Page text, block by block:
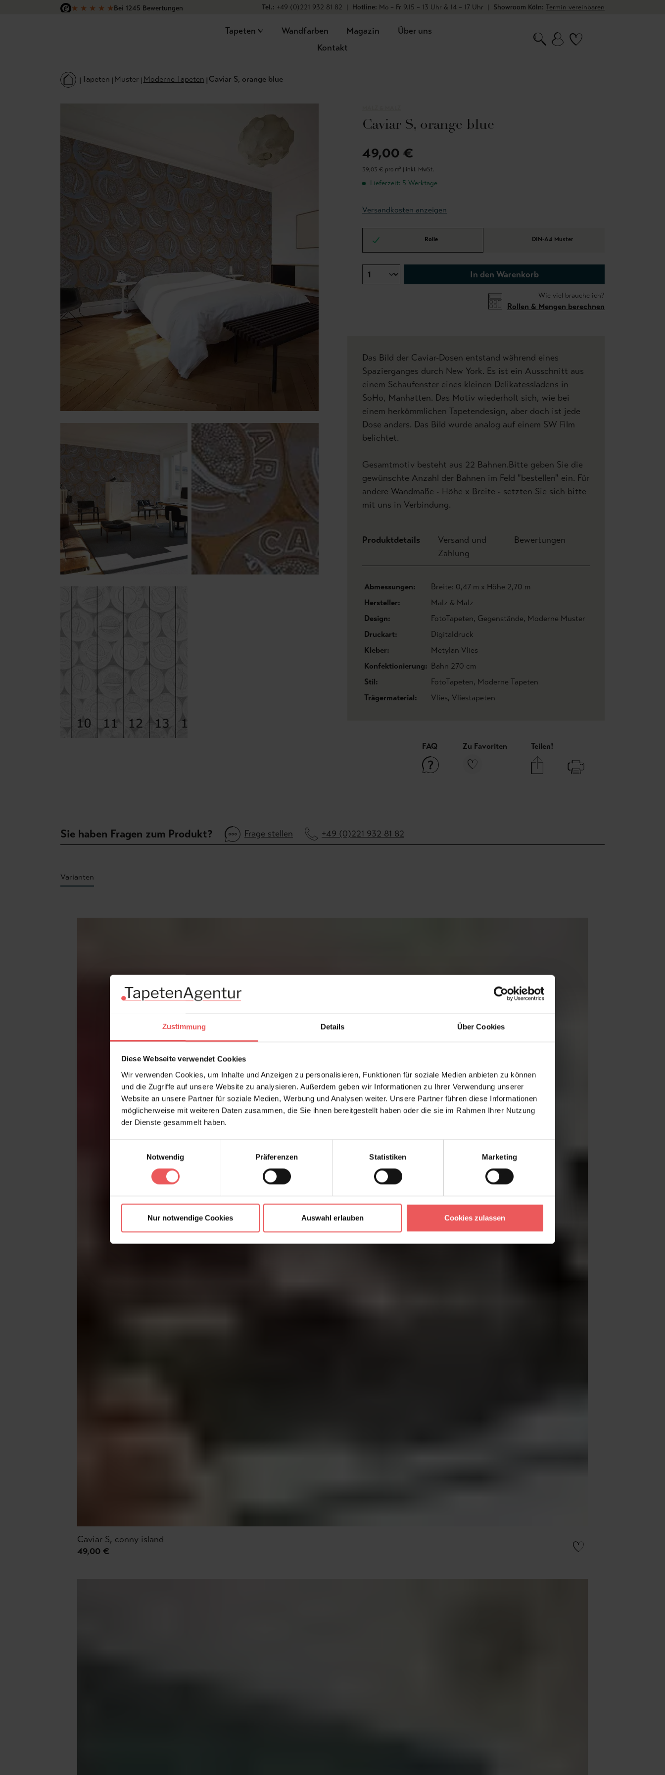
Zustimmung Details Über Cookies
Diese Webseite verwendet Cookies
Wir verwenden Cookies, um Inhalte und Anzeigen zu personalisieren, Funktionen für soziale Medien anbieten zu können
und die Zugriffe auf unsere Website zu analysieren. Außerdem geben wir Informationen zu Ihrer Verwendung unserer
Website an unsere Partner für soziale Medien, Werbung und Analysen weiter. Unsere Partner führen diese Informationen
möglicherweise mit weiteren Daten zusammen, die Sie ihnen bereitgestellt haben oder die sie im Rahmen Ihrer Nutzung
der Dienste gesammelt haben.
Notwendig
Präferenzen Statistiken Marketing
Nur notwendige Cookies Auswahl erlauben Cookies zulassen
Hauptinhalt springen
Zur Suche springen
Zur Hauptnavigation springen
★ ★ ★ ★ ★Bei 1245 Bewertungen
Tel.: +49 (0)221 932 81 82 | Hotline: Mo – Fr 9.15 – 13 Uhr & 14 – 17 Uhr | Showroom Köln: Termin vereinbaren
Tapeten Wandfarben Magazin
Über uns
Kontakt
Tapeten Muster Moderne Tapeten Caviar S, orange blue
Caviar S, orange blue
49,00 €
39,03 € pro m² | inkl. MwSt.
Lieferzeit: 5 Werktage
Versandkosten anzeigen
Rolle DIN-A4 Muster
In den Warenkorb
Wie viel brauche ich?
Rollen & Mengen berechnen
Das Bild der Caviar-Dosen entstand während eines
Spazierganges durch New York. Es ist ein Ausschnitt aus
einem Schaufenster eines kleinen Delikatessladens in
SoHo, Manhatten. Das Motiv wiederholt sich, wie bei
einem herkömmlichen Tapetendesign, aber doch ist jede
Dose anders. Das Bild wurde analog auf einem SW Film
belichtet.
Gesamtmotiv besteht aus 22 Bahnen.Bitte geben Sie die
gewünschte Anzahl der Bahnen im Feld "bestellen" ein. Für
andere Wandmaße - Höhe x Breite - setzten Sie sich bitte
mit uns in Verbindung.
Produktdetails
Versand und
Zahlung
Bewertungen
Abmessungen:
Breite: 0,47 m x Höhe 2,70 m
Hersteller:
Malz & Malz
Design:
FotoTapeten, Gegenstände, Moderne Muster
Druckart:
Digitaldruck
Kleber:
Metylan Vlies
Konfektionierung: Bahn 270 cm
Stil:
FotoTapeten, Moderne Tapeten
Trägermaterial:
Vlies, Vliestapeten
FAQ Zu Favoriten Teilen!
Sie haben Fragen zum Produkt? Frage stellen +49 (0)221 932 81 82
Varianten
Caviar S, conny island
49,00 €